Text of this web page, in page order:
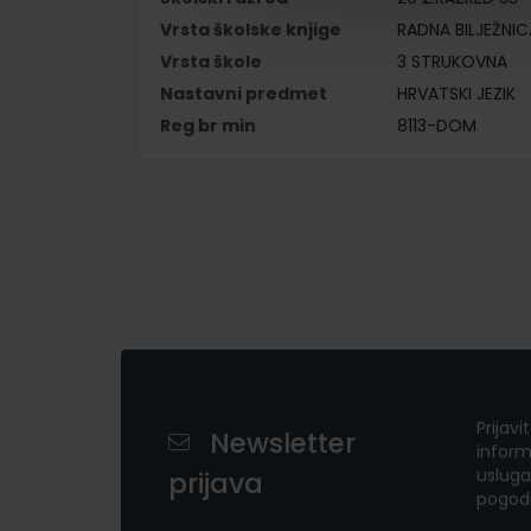
Vrsta školske knjige
RADNA
Vrsta škole
3 STRUKOVNA
Nastavni predmet
HRVATSKI JEZIK
Reg br min
8113-DOM
Newsletter
prijava